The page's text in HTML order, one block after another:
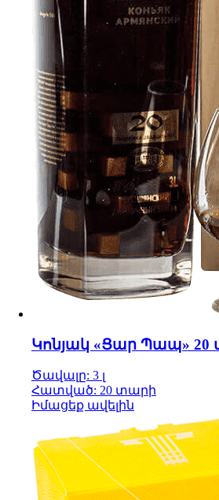
Կոնյակ «Ցար Պապ» 20
Ծավալը: 3 լ
Հատված: 20 տարի
Իմացեք ավելին